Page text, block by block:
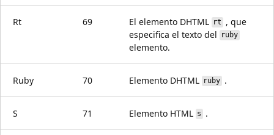
Rt 69 El elemento DHTML rt , que
especifica el texto del
ruby
elemento.
Ruby 70 Elemento DHTML ruby.
S 71 Elemento HTML s .